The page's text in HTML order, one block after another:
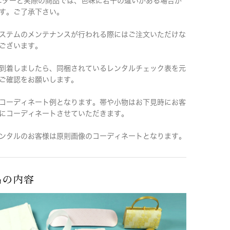
。ご了承下さい。
テムのメンテナンスが行われる際にはご注文いただけな
ざいます。
着しましたら、同梱されているレンタルチェック表を元
確認をお願いします。
ーディネート例となります。帯や小物はお下見時にお客
コーディネートさせていただきます。
タルのお客様は原則画像のコーディネートとなります。
内容